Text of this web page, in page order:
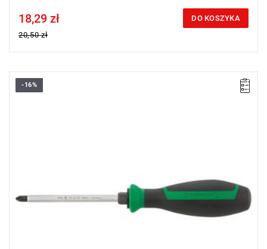
Price tax included
18,29 zł
20,50 zł
DO KOSZYKA
Z sześciokątem.
-16%